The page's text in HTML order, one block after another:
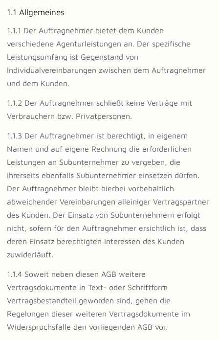
1.1 Allgemeines
1.1.1 Der Auftragnehmer bietet dem Kunden
verschiedene Agenturleistungen an. Der spezifische
Leistungsumfang ist Gegenstand von
Individualvereinbarungen zwischen dem Auftragnehmer
und dem Kunden.
1.1.2 Der Auftragnehmer schließt keine Verträge mit
Verbrauchern bzw. Privatpersonen.
1.1.3 Der Auftragnehmer ist berechtigt, in eigenem
Namen und auf eigene Rechnung die erforderlichen
Leistungen an Subunternehmer zu vergeben, die
ihrerseits ebenfalls Subunternehmer einsetzen dürfen.
Der Auftragnehmer bleibt hierbei vorbehaltlich
abweichender Vereinbarungen alleiniger Vertragspartner
des Kunden. Der Einsatz von Subunternehmern erfolgt
nicht, sofern für den Auftragnehmer ersichtlich ist, dass
deren Einsatz berechtigten Interessen des Kunden
zuwiderläuft.
1.1.4 Soweit neben diesen AGB weitere
Vertragsdokumente in Text- oder Schriftform
Vertragsbestandteil geworden sind, gehen die
Regelungen dieser weiteren Vertragsdokumente im
Widerspruchsfalle den vorliegenden AGB vor.